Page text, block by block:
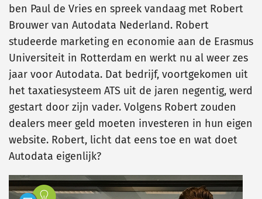
ben Paul de Vries en spreek vandaag met Robert
Brouwer van Autodata Nederland. Robert
studeerde marketing en economie aan de Erasmus
Universiteit in Rotterdam en werkt nu al weer zes
jaar voor Autodata. Dat bedrijf, voortgekomen uit
het taxatiesysteem ATS uit de jaren negentig, werd
gestart door zijn vader. Volgens Robert zouden
dealers meer geld moeten investeren in hun eigen
website. Robert, licht dat eens toe en wat doet
Autodata eigenlijk?